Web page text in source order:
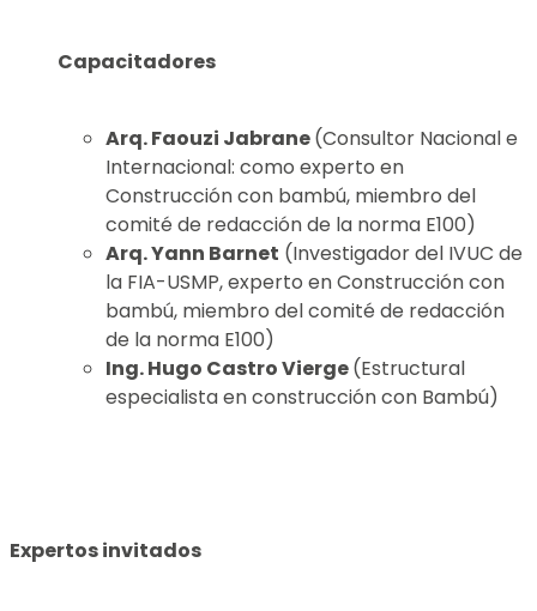
Capacitadores
Arq. Faouzi Jabrane(Consultor Nacional e
Internacional: como experto en
Construcción con bambú, miembro del
comité de redacción de la norma E100)
Arq. Yann Barnet (Investigador del IVUC de
la FIA-USMP, experto en Construcción con
bambú, miembro del comité de redacción
de la norma E100)
Ing. Hugo Castro Vierge(Estructural
especialista en construcción con Bambú)
Expertos invitados